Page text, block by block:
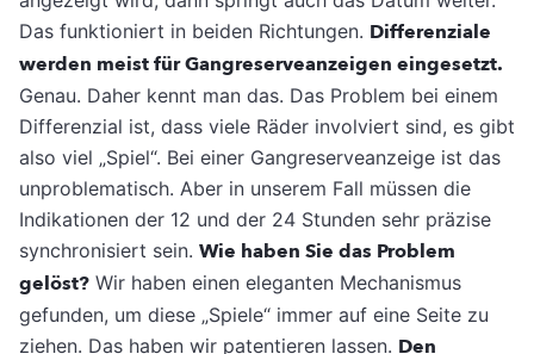
Das funktioniert in beiden Richtungen. Differenziale
werden meist für Gangreserveanzeigen eingesetzt.
Genau. Daher kennt man das. Das Problem bei einem
Differenzial ist, dass viele Räder involviert sind, es gibt
also viel „Spiel“. Bei einer Gangreserveanzeige ist das
unproblematisch. Aber in unserem Fall müssen die
Indikationen der 12 und der 24 Stunden sehr präzise
synchronisiert sein. Wie haben Sie das Problem
gelöst? Wir haben einen eleganten Mechanismus
gefunden, um diese „Spiele“ immer auf eine Seite zu
ziehen. Das haben wir patentieren lassen. Den